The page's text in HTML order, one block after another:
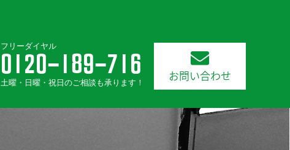
フリーダイヤル
0120-189-716
土曜・日曜・祝日のご相談も承ります！
お問い合わせ